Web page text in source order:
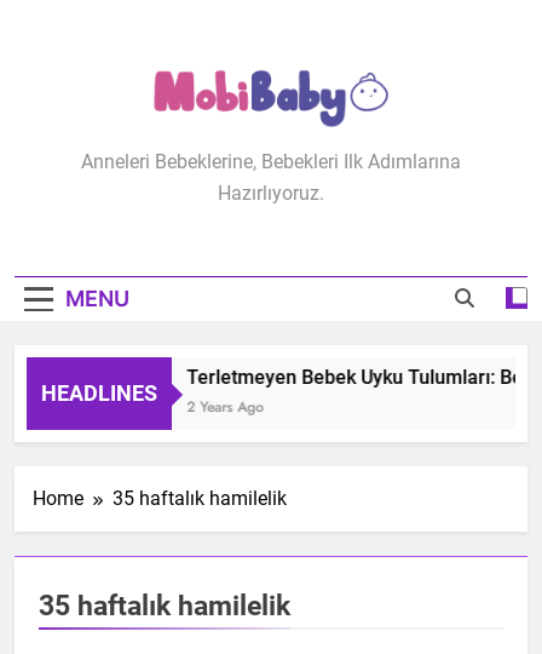
MobiBaby
Anneleri Bebeklerine, Bebekleri Ilk Adımlarına
Hazırlıyoruz.
MENU
HEADLINES
Terletmeyen Bebek Uyku Tulumları:
2 Years Ago
Home 35 haftalık hamilelik
35 haftalık hamilelik